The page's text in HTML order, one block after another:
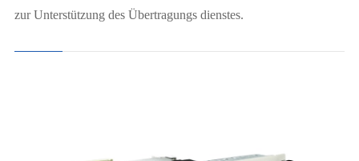
zur Unterstützung des Übertragungs dienstes.